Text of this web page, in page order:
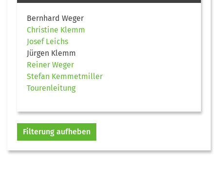
Bernhard Weger
Christine Klemm
Josef Leichs
Jürgen Klemm
Reiner Weger
Stefan Kemmetmiller
Tourenleitung
Filterung aufheben